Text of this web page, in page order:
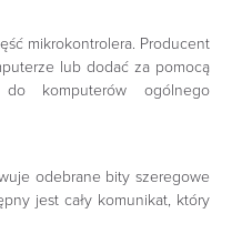
mikrokontrolera. Producent
lub dodać za pomocą
komputerów ogólnego
odebrane bity szeregowe
jest cały komunikat, który